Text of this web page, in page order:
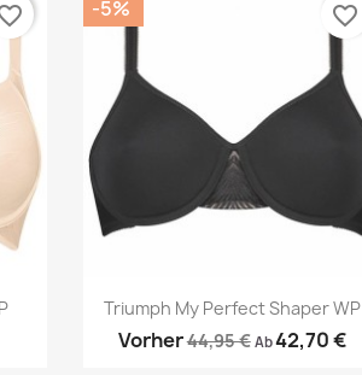
Vorschau
Triumph My Perfect Shaper WP
Vorher44,95 € Ab42,70 €
-5% favorite_border